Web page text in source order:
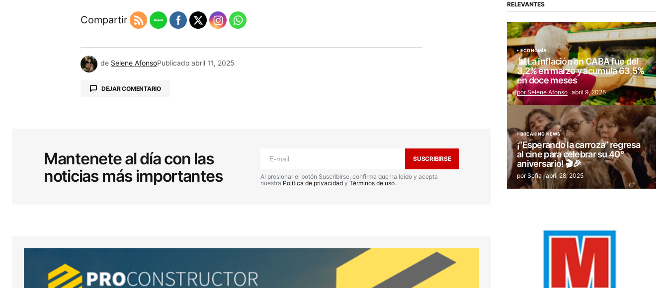
Compartir
de Selene AfonsoPublicado abril 11, 2025
DEJAR COMENTARIO
Comentario*
próxima vez que haga un comentario.
Mantenete al día con las
noticias más importantes
SUSCRIBIRSE
Al presionar el botón Suscribirse, confirma que ha leído y acepta
nuestra Política de privacidad y Términos de uso.
RELEVANTES
ECONOMÍA
📊La inflación en CABA fue del
3,2% en marzo y acumula 63,5%
en doce meses
por Selene Afonso abril 9, 2025
BREAKING NEWS
¡“Esperando la carroza” regresa
al cine para celebrar su 40°
aniversario! 🎬🎉
por Sofía abril 28, 2025